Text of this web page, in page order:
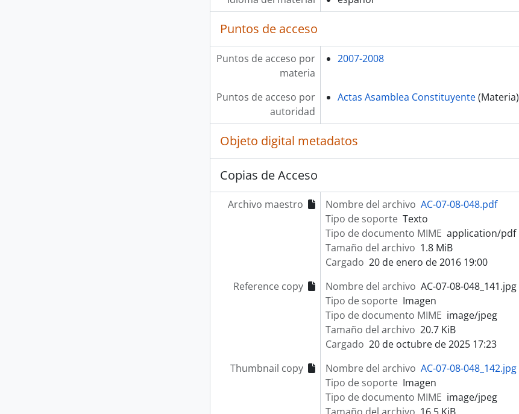
Puntos de acceso
Puntos de acceso por
materia
2007-2008
Puntos de acceso por
autoridad
Actas Asamblea Constituyente(Materia)
Objeto digital metadatos
Copias de Acceso
Archivo maestro Nombre del archivo AC-07-08-048.pdf
Tipo de soporte Texto
Tipo de documento MIME application/pdf
Tamaño del archivo 1.8 MiB
Cargado 20 de enero de 2016 19:00
Reference copy
Nombre del archivo AC-07-08-048_141.jpg
Tipo de soporte Imagen
Tipo de documento MIME image/jpeg
Tamaño del archivo 20.7 KiB
Cargado 20 de octubre de 2025 17:23
Thumbnail copy
Nombre del archivo AC-07-08-048_142.jpg
Tipo de soporte Imagen
Tipo de documento MIME image/jpeg